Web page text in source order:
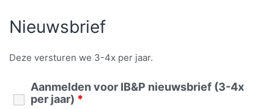
Nieuwsbrief
Deze versturen we 3-4x per jaar.
Aanmelden voor IB&P nieuwsbrief (3-4x
per jaar) *